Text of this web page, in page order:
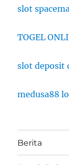
slot
TOGEL
slot deposit
medusa88
Berita